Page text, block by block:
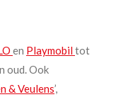
en Playmobiltot
oud. Ook
& Veulens’,